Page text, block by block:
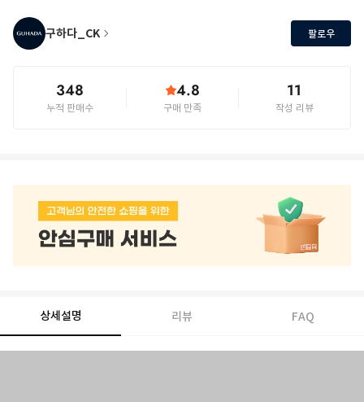
구하다_CK 팔로우
348
누적 판매수
4.8
구매 만족
11
작성 리뷰
상세설명 리뷰 FAQ